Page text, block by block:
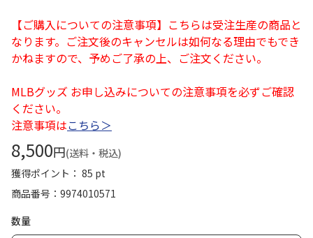
【ご購入についての注意事項】こちらは受注生産の商品と
なります。ご注文後のキャンセルは如何なる理由でもでき
かねますので、予めご了承の上、ご注文ください。
MLBグッズ お申し込みについての注意事項を必ずご確認
ください。
注意事項はこちら＞
8,500円(送料・税込)
獲得ポイント： 85 pt
商品番号
9974010571
数量